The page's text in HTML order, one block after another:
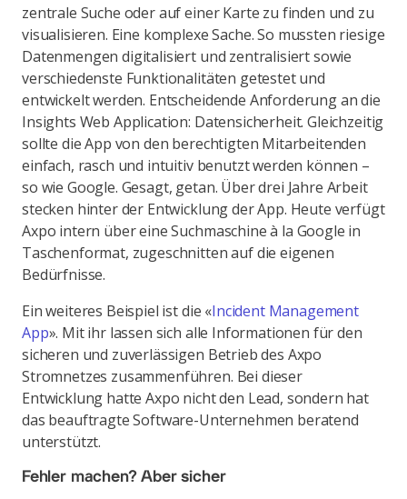
zentrale Suche oder auf einer Karte zu finden und zu
visualisieren. Eine komplexe Sache. So mussten riesige
Datenmengen digitalisiert und zentralisiert sowie
verschiedenste Funktionalitäten getestet und
entwickelt werden. Entscheidende Anforderung an die
Insights Web Application: Datensicherheit. Gleichzeitig
sollte die App von den berechtigten Mitarbeitenden
einfach, rasch und intuitiv benutzt werden können –
so wie Google. Gesagt, getan. Über drei Jahre Arbeit
stecken hinter der Entwicklung der App. Heute verfügt
Axpo intern über eine Suchmaschine à la Google in
Taschenformat, zugeschnitten auf die eigenen
Bedürfnisse.
Ein weiteres Beispiel ist die «Incident Management
App». Mit ihr lassen sich alle Informationen für den
sicheren und zuverlässigen Betrieb des Axpo
Stromnetzes zusammenführen. Bei dieser
Entwicklung hatte Axpo nicht den Lead, sondern hat
das beauftragte Software-Unternehmen beratend
unterstützt.
Fehler machen? Aber sicher